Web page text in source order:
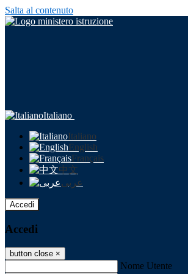
Salta al contenuto
Italiano
Italiano
English
Français
中文
عربى
Accedi
Accedi
button close ×
Nome Utente